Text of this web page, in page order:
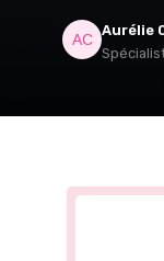
Aurélie